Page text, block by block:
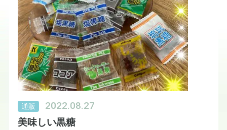
■【沖縄本土50周年記念祭とうまいもの】
北海道帯広市
会場：藤丸7階催事場（A.B.Cホール）
会期：9月22日（木）〜9月27日（火）
※皆さまのお越しを心よりお待ちしております。
通販 2022.08.27
美味しい黒糖